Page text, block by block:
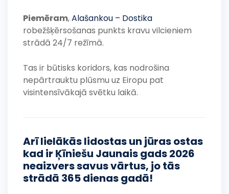
Piemēram,Alašankou – Dostika
robežšķērsošanas punkts kravu vilcieniem
strādā 24/7 režīmā.
Tas ir būtisks koridors, kas nodrošina
nepārtrauktu plūsmu uz Eiropu pat
visintensīvākajā svētku laikā.
Arī lielākās lidostas un jūras ostas
kad ir Ķīniešu Jaunais gads 2026
neaizvers savus vārtus, jo tās
strādā 365 dienas gadā!